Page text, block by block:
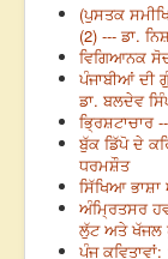
(ਪੁਸਤਕ
(2) --- ਡਾ.
ਵਿਗਿਆਨਕ
ਪੰਜਾਬੀਆਂ ਦੀ
ਡਾ. ਬਲਦੇਵ
ਭ੍ਰਿਸ਼ਟਾਚਾਰ
ਬੁੱਕ ਡਿੱਪੋ ਦੇ
ਧਰਮਸ਼ੌਤ
ਸਿੱਖਿਆ
ਅੰਮ੍ਰਿਤਸਰ
ਲੁੱਟ ਅਤੇ ਖੱਜਲ
ਪੰਜ